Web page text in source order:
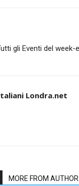
gli Eventi del week-
Londra.net
MORE FROM AUTHOR